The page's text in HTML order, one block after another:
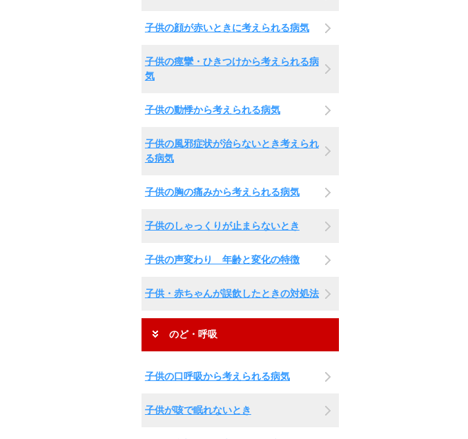
子供の顔が赤いときに考えられる病気
子供の痙攣・ひきつけから考えられる病
気
子供の動悸から考えられる病気
子供の風邪症状が治らないとき考えられ
る病気
子供の胸の痛みから考えられる病気
子供のしゃっくりが止まらないとき
子供の声変わり 年齢と変化の特徴
子供・赤ちゃんが誤飲したときの対処法
のど・呼吸
子供の口呼吸から考えられる病気
子供が咳で眠れないとき